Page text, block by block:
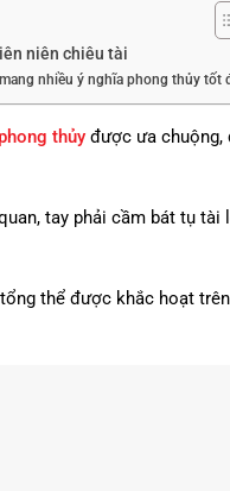
niên chiêu tài
nhiều ý nghĩa phong thủy tốt
thủy được ưa chuộng,
tay phải cầm bát tụ
thể được khắc hoạt